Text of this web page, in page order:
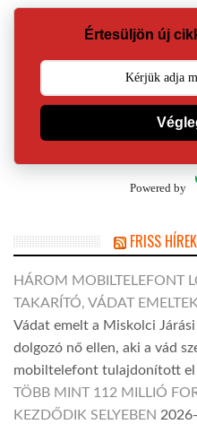
Értesüljön új
Powered by
FRISS
HÁROM MOBILTELEFONT
TAKARÍTÓ, VÁDAT
Vádat emelt a Miskolci
dolgozó nő ellen, aki a vád
mobiltelefont tulajdonított el
TÖBB MINT 112 MILLIÓ
KEZDŐDIK SELYEBEN